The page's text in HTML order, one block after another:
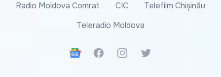
Radio Moldova Comrat
CIC
Telefilm Chișinău
Teleradio Moldova
Google News
FacebookInstagramTwitter